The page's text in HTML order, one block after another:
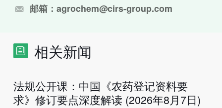
邮箱：agrochem@cirs-group.com
相关新闻
法规公开课：中国《农药登记资料要
求》修订要点深度解读 (2026年8月7日)